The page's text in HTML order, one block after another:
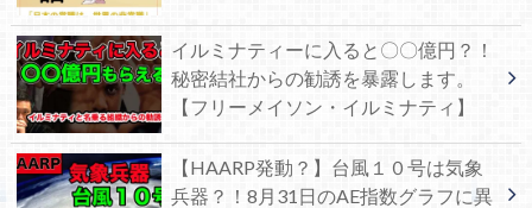
イルミナティーに入ると〇〇億円？！
秘密結社からの勧誘を暴露します。
【フリーメイソン・イルミナティ】
【HAARP発動？】台風１０号は気象
兵器？！8月31日のAE指数グラフに異